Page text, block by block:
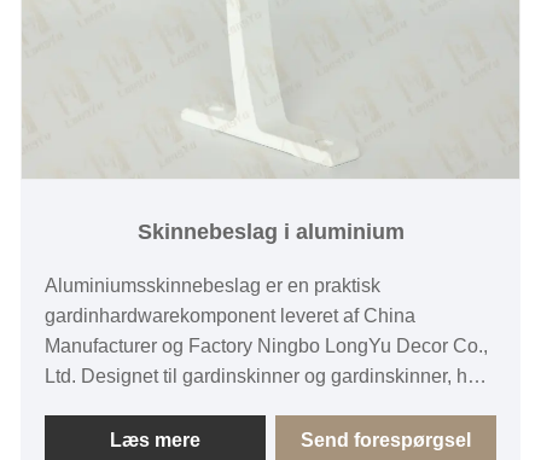
Skinnebeslag i aluminium
Aluminiumsskinnebeslag er en praktisk
gardinhardwarekomponent leveret af China
Manufacturer og Factory Ningbo LongYu Decor Co.,
Ltd. Designet til gardinskinner og gardinskinner, har
og understøtter flere overfladefinishmuligheder,
Læs mere Send forespørgsel